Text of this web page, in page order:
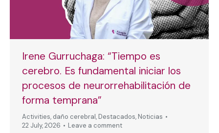
Irene Gurruchaga: “Tiempo es
cerebro. Es fundamental iniciar los
procesos de neurorrehabilitación de
forma temprana”
Activities, daño cerebral, Destacados, Noticias
22 July, 2026
Leave a comment